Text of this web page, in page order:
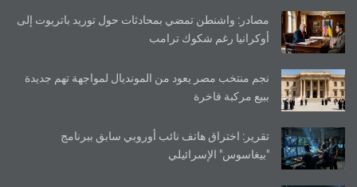
مصادر: واشنطن تمضي بمحادثات حول توريد باتريوت إلى
أوكرانيا رغم شكوك ترامب
نجم منتخب مصر يعود من المونديال لمواجهة تهم جديدة
ببيع مركبة فاخرة
تقرير: اختراق هاتف نائب أوروبي سابق ببرنامج
"بيغاسوس" الإسرائيلي